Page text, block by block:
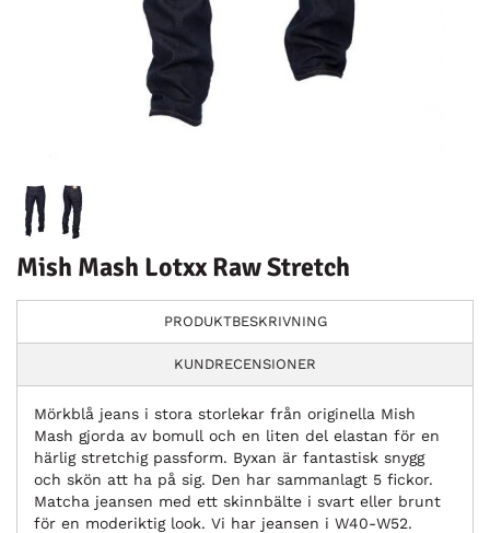
Mish Mash Lotxx Raw Stretch
PRODUKTBESKRIVNING
KUNDRECENSIONER
Mörkblå jeans i stora storlekar från originella Mish
Mash gjorda av bomull och en liten del elastan för en
härlig stretchig passform. Byxan är fantastisk snygg
och skön att ha på sig. Den har sammanlagt 5 fickor.
Matcha jeansen med ett skinnbälte i svart eller brunt
för en moderiktig look. Vi har jeansen i W40-W52.